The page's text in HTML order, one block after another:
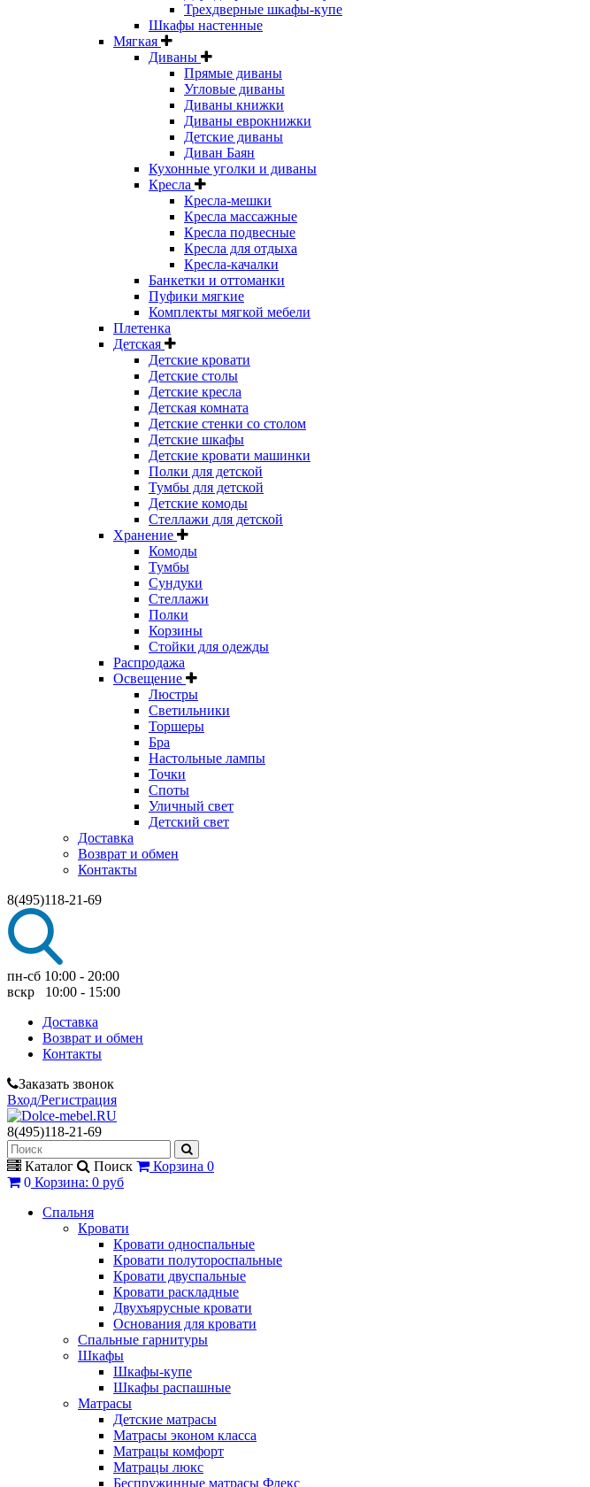
Трехдверные шкафы-купе
Шкафы настенные
Мягкая
Диваны
Прямые диваны
Угловые диваны
Диваны книжки
Диваны еврокнижки
Детские диваны
Диван Баян
Кухонные уголки и диваны
Кресла
Кресла-мешки
Кресла массажные
Кресла подвесные
Кресла для отдыха
Кресла-качалки
Банкетки и оттоманки
Пуфики мягкие
Комплекты мягкой мебели
Плетенка
Детская
Детские кровати
Детские столы
Детские кресла
Детская комната
Детские стенки со столом
Детские шкафы
Детские кровати машинки
Полки для детской
Тумбы для детской
Детские комоды
Стеллажи для детской
Хранение
Комоды
Тумбы
Сундуки
Стеллажи
Полки
Корзины
Стойки для одежды
Распродажа
Освещение
Люстры
Светильники
Торшеры
Бра
Настольные лампы
Точки
Споты
Уличный свет
Детский свет
Доставка
Возврат и обмен
Контакты
8(495)118-21-69
пн-сб 10:00 - 20:00
вскр 10:00 - 15:00
Доставка
Возврат и обмен
Контакты
Заказать звонок
Вход/Регистрация
8(495)118-21-69
Каталог Поиск Корзина 0
0 Корзина: 0 руб
Спальня
Кровати
Кровати односпальные
Кровати полутороспальные
Кровати двуспальные
Кровати раскладные
Двухъярусные кровати
Основания для кровати
Спальные гарнитуры
Шкафы
Шкафы-купе
Шкафы распашные
Матрасы
Детские матрасы
Матрасы эконом класса
Матрацы комфорт
Матрацы люкс
Беспружинные матрасы Флекс